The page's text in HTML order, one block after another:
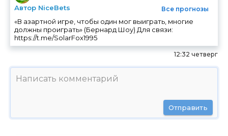
Автор NiceBets
Все прогнозы
«В азартной игре, чтобы один мог выиграть, многие
должны проиграть» (Бернард Шоу) Для связи:
https://t.me/SolarFox1995
12:32 четверг
Отправить